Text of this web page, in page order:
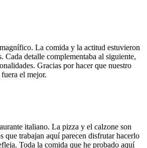
La comida y la actitud estuvieron
Cada detalle complementaba al siguiente,
Gracias por hacer que nuestro
el mejor.
italiano. La pizza y el calzone son
que trabajan aquí parecen disfrutar hacerlo
Toda la comida que he probado aquí